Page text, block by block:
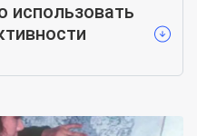
использовать